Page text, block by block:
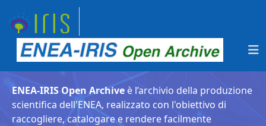
ENEA-IRIS Open Archive è l’archivio della produzione
scientifica dell'ENEA, realizzato con l'obiettivo di
raccogliere, catalogare e rendere facilmente